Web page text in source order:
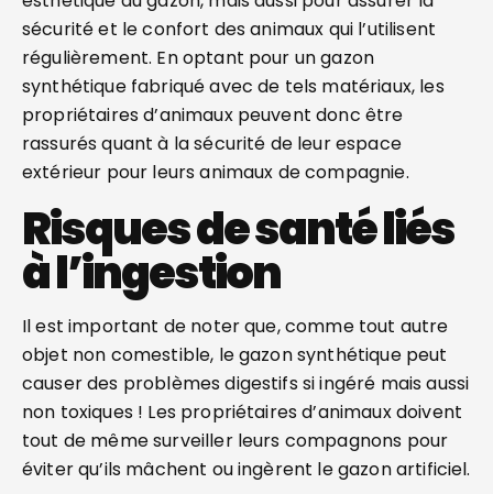
sécurité et le confort des animaux qui l’utilisent
régulièrement. En optant pour un gazon
synthétique fabriqué avec de tels matériaux, les
propriétaires d’animaux peuvent donc être
rassurés quant à la sécurité de leur espace
extérieur pour leurs animaux de compagnie.
Risques de santé liés
à l’ingestion
Il est important de noter que, comme tout autre
objet non comestible, le gazon synthétique peut
causer des problèmes digestifs si ingéré mais aussi
non toxiques ! Les propriétaires d’animaux doivent
tout de même surveiller leurs compagnons pour
éviter qu’ils mâchent ou ingèrent le gazon artificiel.